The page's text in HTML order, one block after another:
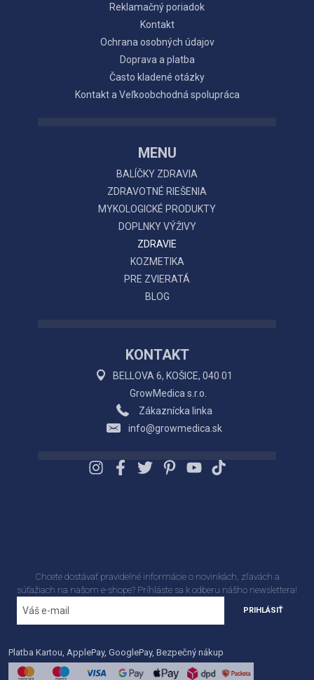
Reklamačný poriadok
Kontakt
Ochrana osobných údajov
Doprava a platba
Často kladené otázky
Kontakt a Veľkoobchodná spolupráca
MENU
BALÍČKY ZDRAVIA
ZDRAVOTNÉ RIEŠENIA
MYKOLOGICKÉ PRODUKTY
DOPLNKY VÝŽIVY
ZDRAVIE
KOZMETIKA
PRE ZVIERATÁ
BLOG
KONTAKT
BELLOVA 6, KOŠICE, 040 01
GrowMedica s.r.o.
Zákaznícka linka
info@growmedica.sk
Chcete dostávať pravidelné informácie o novinkách, zľavách a
súťažiach na našom e-shope? Príhláste sa k odberu nášho newslettera!
PRIHLÁSIŤ
Platba Kartou, ApplePay, GooglePay, Bezpečný nákup